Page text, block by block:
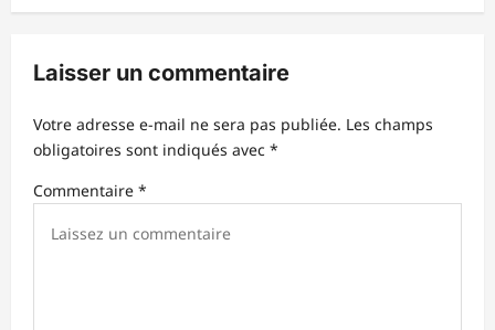
t
o
n
d
’
Laisser un commentaire
Votre adresse e-mail ne sera pas publiée. Les champs
obligatoires sont indiqués avec *
Commentaire *